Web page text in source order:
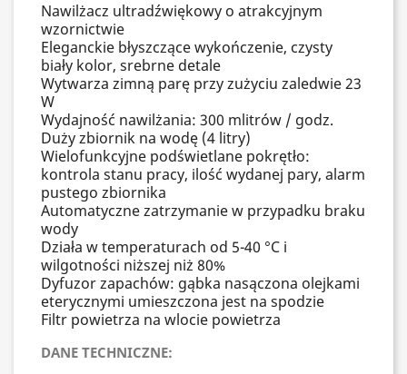
Nawilżacz ultradźwiękowy o atrakcyjnym
wzornictwie
Eleganckie błyszczące wykończenie, czysty
biały kolor, srebrne detale
Wytwarza zimną parę przy zużyciu zaledwie 23
W
Wydajność nawilżania: 300 mlitrów / godz.
Duży zbiornik na wodę (4 litry)
Wielofunkcyjne podświetlane pokrętło:
kontrola stanu pracy, ilość wydanej pary, alarm
pustego zbiornika
Automatyczne zatrzymanie w przypadku braku
wody
Działa w temperaturach od 5-40 °C i
wilgotności niższej niż 80%
Dyfuzor zapachów: gąbka nasączona olejkami
eterycznymi umieszczona jest na spodzie
Filtr powietrza na wlocie powietrza
DANE TECHNICZNE: